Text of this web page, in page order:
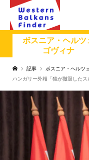
ボスニア・ヘルツ
ゴヴィナ
記事 ボスニア・ヘルツ
ハンガリー外相「独が撤退した